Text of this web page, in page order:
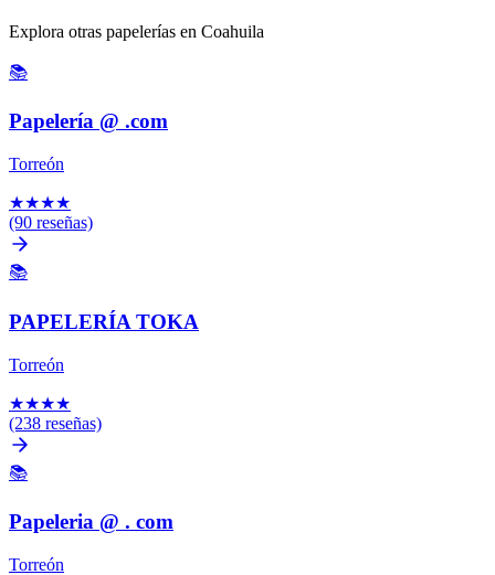
Explora otras papelerías en Coahuila
📚
Papelería @ .com
Torreón
★★★★
(90 reseñas)
📚
PAPELERÍA TOKA
Torreón
★★★★
(238 reseñas)
📚
Papeleria @ . com
Torreón